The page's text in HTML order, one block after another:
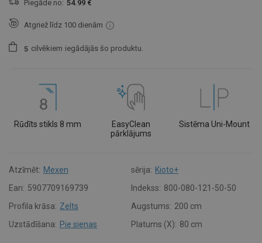
Piegāde no: 54.99 €
Atgriež līdz 100 dienām
5 cilvēkiem iegādājās šo produktu.
Rūdīts stikls 8 mm
EasyClean
pārklājums
Sistēma Uni-Mount
Atzīmēt: Mexen sērija: Kioto+
Ean: 5907709169739 Indekss: 800-080-121-50-50
Profila krāsa: Zelts Augstums: 200 cm
Uzstādīšana: Pie sienas Platums (X): 80 cm